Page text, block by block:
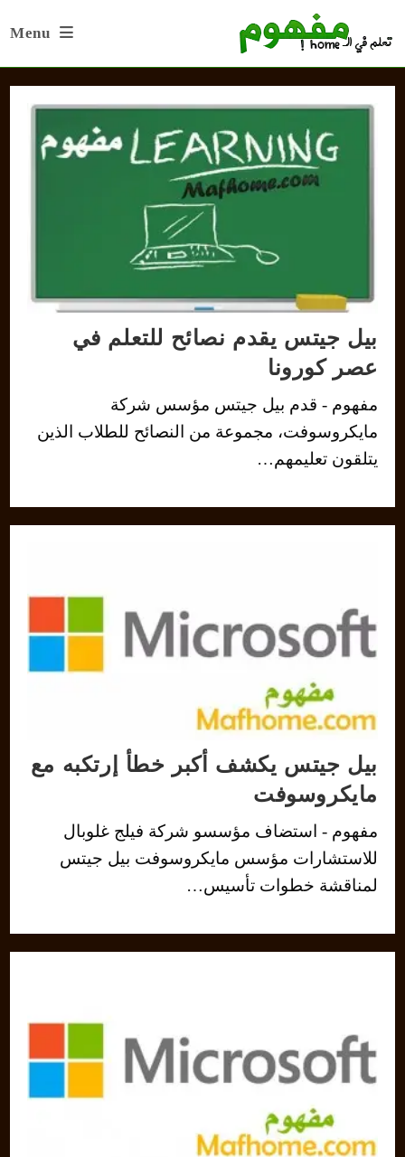
Menu
بيل جيتس يقدم نصائح للتعلم في
عصر كورونا
مفهوم - قدم بيل جيتس مؤسس شركة
مايكروسوفت، مجموعة من النصائح للطلاب الذين
يتلقون تعليمهم…
بيل جيتس يكشف أكبر خطأ إرتكبه مع
مايكروسوفت
مفهوم - استضاف مؤسسو شركة فيلج غلوبال
للاستشارات مؤسس مايكروسوفت بيل جيتس
لمناقشة خطوات تأسيس…